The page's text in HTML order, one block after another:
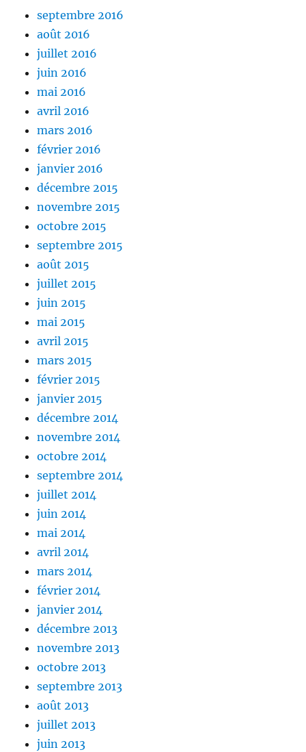
septembre 2016
août 2016
juillet 2016
juin 2016
mai 2016
avril 2016
mars 2016
février 2016
janvier 2016
décembre 2015
novembre 2015
octobre 2015
septembre 2015
août 2015
juillet 2015
juin 2015
mai 2015
avril 2015
mars 2015
février 2015
janvier 2015
décembre 2014
novembre 2014
octobre 2014
septembre 2014
juillet 2014
juin 2014
mai 2014
avril 2014
mars 2014
février 2014
janvier 2014
décembre 2013
novembre 2013
octobre 2013
septembre 2013
août 2013
juillet 2013
juin 2013